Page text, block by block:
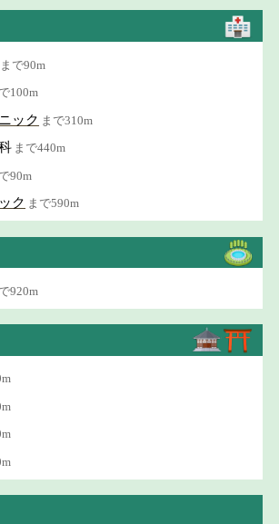
まで90m
100m
ック まで310m
まで440m
90m
ク まで590m
920m